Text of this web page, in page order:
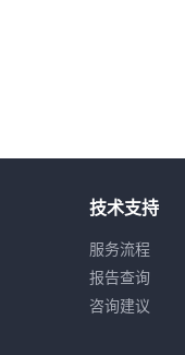
技术支持
服务流程
报告查询
咨询建议